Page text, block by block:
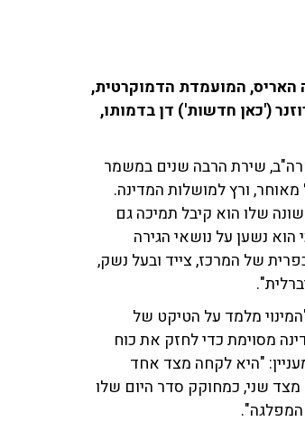
האריס, המועמדת הדמוקרטית,
('כאן חדשות') דן בדמותו,
שירת הרבה שנים במשמר
מאוחר, ורץ למושלות המדינה.
שלו הוא קיבל תמיכה גם
הוא נשען על נושאי הגירה
של המרכז, צייד ובעל נשק,
מלמד על הטיקט של
מסוימת כדי לחזק את כוח
"היא לקחה מצד אחד
שני, כמחוקק סדר היום שלו
המפלגה".